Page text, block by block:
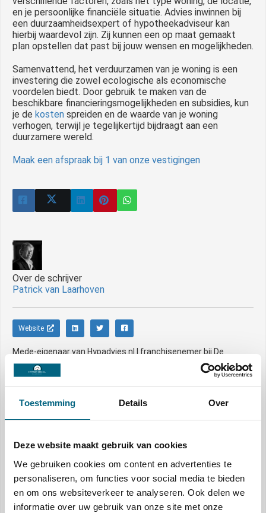
Toestemming Details Over
Deze website maakt gebruik van cookies
We gebruiken cookies om content en advertenties te
personaliseren, om functies voor social media te bieden
en om ons websiteverkeer te analyseren. Ook delen we
informatie over uw gebruik van onze site met onze
en je persoonlijke financiële situatie. Advies inwinnen bij
een duurzaamheidsexpert of hypotheekadviseur kan
hierbij waardevol zijn. Zij kunnen een op maat gemaakt
plan opstellen dat past bij jouw wensen en mogelijkheden.
Samenvattend, het verduurzamen van je woning is een
investering die zowel ecologische als economische
voordelen biedt. Door gebruik te maken van de
beschikbare financieringsmogelijkheden en subsidies, kun
je de kosten spreiden en de waarde van je woning
verhogen, terwijl je tegelijkertijd bijdraagt aan een
duurzamere wereld.
Maak een afspraak bij 1 van onze vestigingen
Over de schrijver
Patrick van Laarhoven
Website
Mede-eigenaar van Hypadvies.nl | franchisenemer bij De
Hypotheekshop | Mede-eigenaar DKVLverzekeringen.nl
Anderen bekeken ook